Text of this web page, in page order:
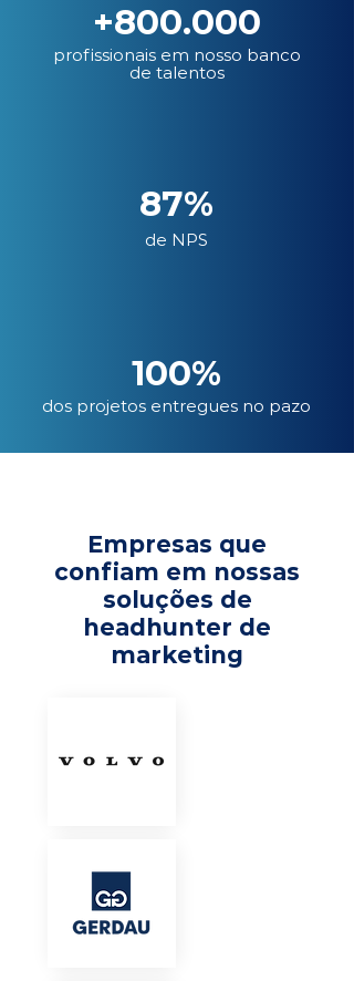
+800.000
profissionais em nosso banco
de talentos
87%
de NPS
100%
dos projetos entregues no pazo
Empresas que
confiam em nossas
soluções de
headhunter de
marketing